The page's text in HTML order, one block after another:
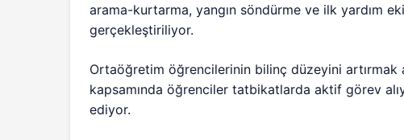
arama-kurtarma, yangın söndürme ve ilk yardım
gerçekleştiriliyor.
Ortaöğretim öğrencilerinin bilinç düzeyini artırmak
kapsamında öğrenciler tatbikatlarda aktif görev
ediyor.